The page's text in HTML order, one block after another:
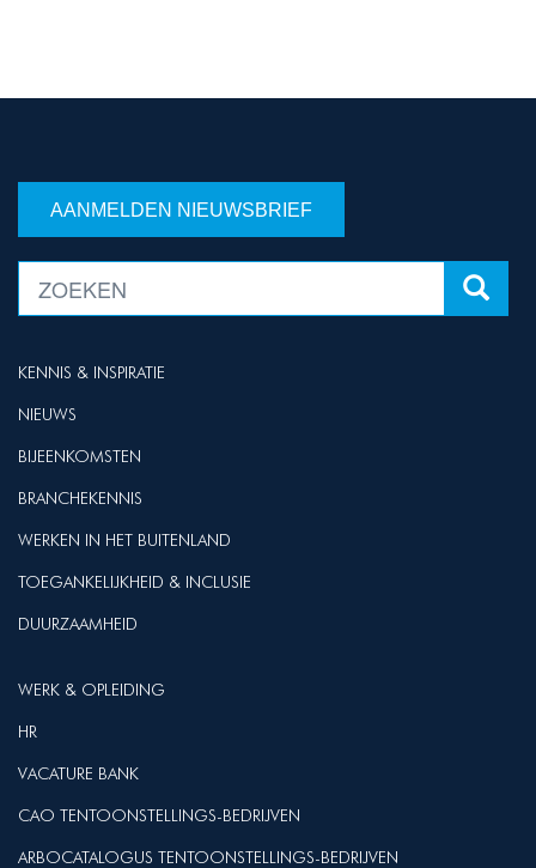
AANMELDEN NIEUWSBRIEF
KENNIS & INSPIRATIE
NIEUWS
BIJEENKOMSTEN
BRANCHEKENNIS
WERKEN IN HET BUITENLAND
TOEGANKELIJKHEID & INCLUSIE
DUURZAAMHEID
WERK & OPLEIDING
HR
VACATURE BANK
CAO TENTOONSTELLINGS-BEDRIJVEN
ARBOCATALOGUS TENTOONSTELLINGS-BEDRIJVEN